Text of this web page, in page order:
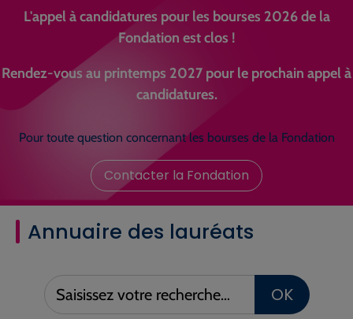
L'appel à candidatures pour les bourses 2026 de la
Fondation est clos !
Rendez-vous au printemps 2027 pour le prochain appel à
candidatures.
Pour toute question concernant les bourses de la Fondation
Contacter la Fondation
Annuaire des lauréats
Saisissez
votre
OK